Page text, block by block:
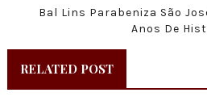
Bal Lins Parabeniza São
Anos De
RELATED POST